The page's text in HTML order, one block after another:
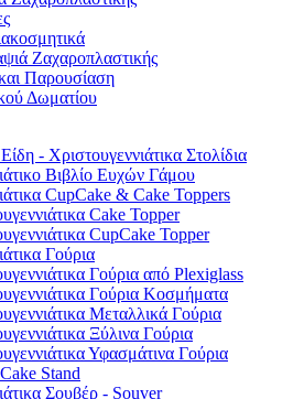
Ζαχαροπλαστικής
Παρουσίαση
Δωματίου
- Χριστουγεννιάτικα Στολίδια
Βιβλίο Ευχών Γάμου
CupCake & Cake Toppers
Cake Topper
CupCake Topper
Γούρια
Γούρια από Plexiglass
Γούρια Κοσμήματα
Μεταλλικά Γούρια
Ξύλινα Γούρια
Υφασμάτινα Γούρια
Stand
Σουβέρ - Souver